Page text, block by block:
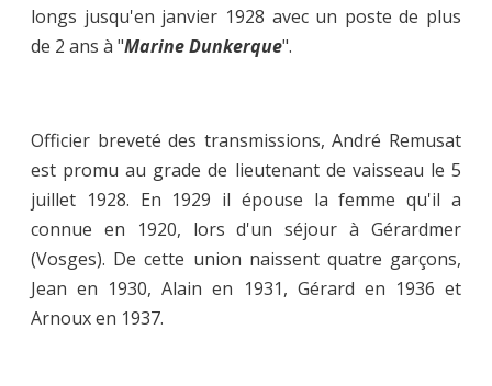
longs jusqu'en janvier 1928 avec un poste de plus
de 2 ans à "Marine Dunkerque".
Officier breveté des transmissions, André Remusat
est promu au grade de lieutenant de vaisseau le 5
juillet 1928. En 1929 il épouse la femme qu'il a
connue en 1920, lors d'un séjour à Gérardmer
(Vosges). De cette union naissent quatre garçons,
Jean en 1930, Alain en 1931, Gérard en 1936 et
Arnoux en 1937.